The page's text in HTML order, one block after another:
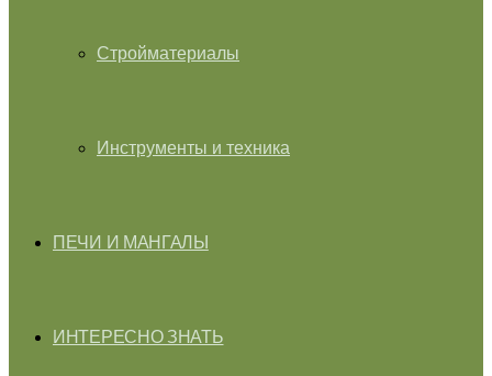
Стройматериалы
Инструменты и техника
ПЕЧИ И МАНГАЛЫ
ИНТЕРЕСНО ЗНАТЬ